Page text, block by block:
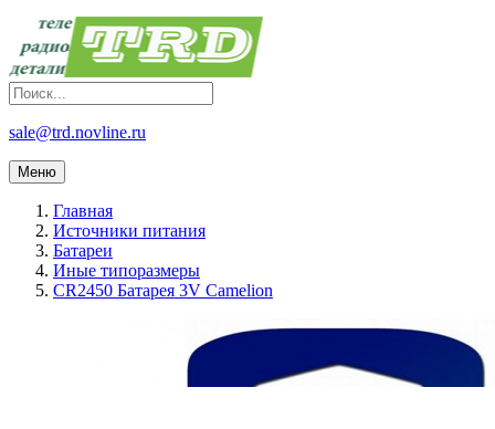
sale@trd.novline.ru
Меню
Главная
Источники питания
Батареи
Иные типоразмеры
CR2450 Батарея 3V Camelion